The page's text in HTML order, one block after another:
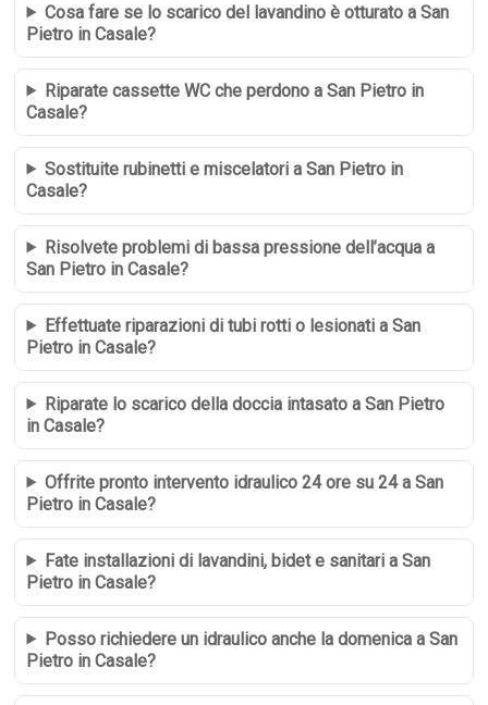
Cosa fare se lo scarico del lavandino è otturato a San
Pietro in Casale?
Riparate cassette WC che perdono a San Pietro in
Casale?
Sostituite rubinetti e miscelatori a San Pietro in
Casale?
Risolvete problemi di bassa pressione dell’acqua a
San Pietro in Casale?
Effettuate riparazioni di tubi rotti o lesionati a San
Pietro in Casale?
Riparate lo scarico della doccia intasato a San Pietro
in Casale?
Offrite pronto intervento idraulico 24 ore su 24 a San
Pietro in Casale?
Fate installazioni di lavandini, bidet e sanitari a San
Pietro in Casale?
Posso richiedere un idraulico anche la domenica a San
Pietro in Casale?